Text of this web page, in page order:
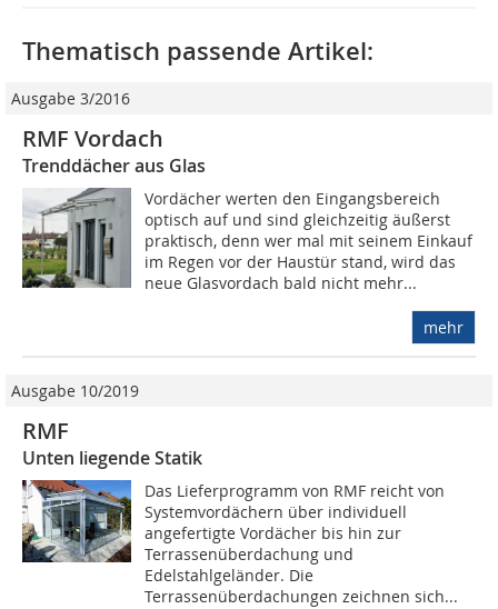
Thematisch passende Artikel:
Ausgabe 3/2016
RMF Vordach
Trenddächer aus Glas
Vordächer werten den Eingangsbereich
optisch auf und sind gleichzeitig äußerst
praktisch, denn wer mal mit seinem Einkauf
im Regen vor der Haustür stand, wird das
neue Glasvordach bald nicht mehr...
mehr
Ausgabe 10/2019
RMF
Unten liegende Statik
Das Lieferprogramm von RMF reicht von
Systemvordächern über individuell
angefertigte Vordächer bis hin zur
Terrassenüberdachung und
Edelstahlgeländer. Die
Terrassenüberdachungen zeichnen sich...